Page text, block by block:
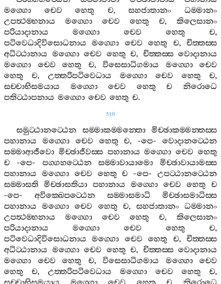
මග‍්ගො
චෙව හෙතු ච,සහජාතානං
ධම‍්මානං
උපත්‍ථම‍්භනාය
මග‍්ගො චෙව හෙතු ච, කිලෙසානං
පරියාදානාය
මග‍්ගො චෙව හෙතු ච,
පටිවෙධාදිවිසොධනාය
මග‍්ගො චෙව හෙතු ච,චිත‍්තස‍්ස
අධිට‍්ඨානාය මග‍්ගො චෙව හෙතු ච, චිත‍්තස‍්ස වොදානාය
මග‍්ගො
චෙව හෙතු ච, විසෙසාධිගමාය මග‍්ගො
චෙව
හෙතු
ච, උත‍්තරිපටිවෙධාය මග‍්ගො චෙව හෙතු ච,
සච‍්චාභිසමයාය
මග‍්ගො චෙව හෙතු ච
නිරොධෙ
පතිට‍්ඨාපනාය මග‍්ගො චෙව හෙතු ච.
510
සමුට‍්ඨානට‍්ඨෙන සම‍්මාකම‍්මන‍්තො
මිච‍්ඡාකම‍්මන‍්තස‍්ස
පහානාය
මග‍්ගො චෙව හෙතු ච, -පෙ-වොදානට‍්ඨෙන
සම‍්මාආජීවො මිච‍්ඡාජීවස‍්ස පහානාය මග‍්ගො චෙව හෙතු
ච -පෙ- පග‍්ගහට‍්ඨෙන සම‍්මාවායාමො
මිච‍්ඡාවායාමස‍්ස
පහානාය
මග‍්ගො චෙව හෙතු ච -පෙ-උපට‍්ඨානට‍්ඨෙන
සම‍්මාසති
මිච‍්ඡාසතියා පහානාය මග‍්ගො චෙව හෙතු
ච
-පෙ- අවික‍්ඛෙපට‍්ඨෙන සම‍්මාසමාධි
මිච‍්ඡාසමාධිස‍්ස
පහානාය
මග‍්ගො චෙව හෙතු ච, සහජාතානං ධම‍්මානං
උපත්‍ථම‍්භනාය
මග‍්ගො චෙව හෙතු ච, කිලෙසානං
පරියාදානාය
මග‍්ගො චෙව හෙතු ච,
පටිවෙධාදිවිසොධනාය
මග‍්ගො චෙව හෙතු ච,චිත‍්තස‍්ස
අධිට‍්ඨානාය මග‍්ගො චෙව හෙතු ච, චිත‍්තස‍්ස වොදානාය
මග‍්ගො
චෙව හෙතු ච, විසෙසාධිගමාය මග‍්ගො
චෙව
හෙතු
ච, උත‍්තරිපටිවෙධාය මග‍්ගො චෙව හෙතු ච,